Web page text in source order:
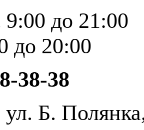
до 21:00
до 20:00
38-38
Б.